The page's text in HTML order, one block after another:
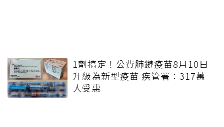
1劑搞定！公費肺鏈疫苗8月10日
升級為新型疫苗 疾管署：317萬
人受惠